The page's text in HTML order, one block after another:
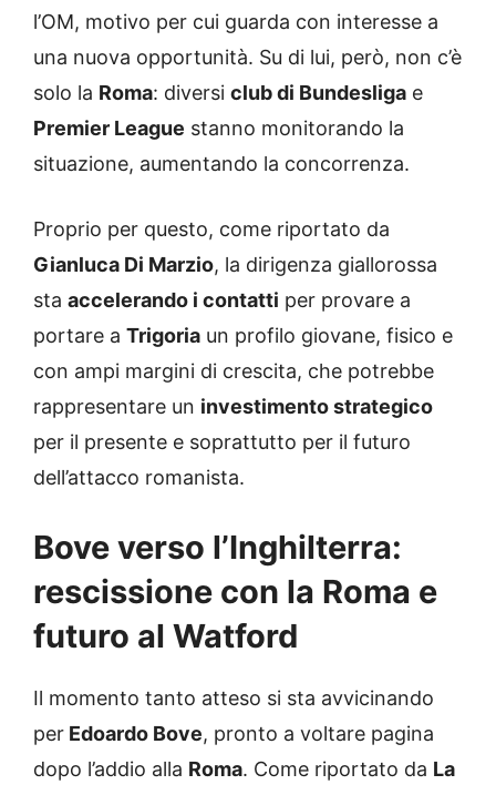
l’OM, motivo per cui guarda con interesse a
una nuova opportunità. Su di lui, però, non c’è
solo la Roma: diversi club di Bundesliga e
Premier League stanno monitorando la
situazione, aumentando la concorrenza.
Proprio per questo, come riportato da
Gianluca Di Marzio, la dirigenza giallorossa
sta accelerando i contatti per provare a
portare a Trigoria un profilo giovane, fisico e
con ampi margini di crescita, che potrebbe
rappresentare un investimento strategico
per il presente e soprattutto per il futuro
dell’attacco romanista.
Bove verso l’Inghilterra:
rescissione con la Roma e
futuro al Watford
Il momento tanto atteso si sta avvicinando
per Edoardo Bove, pronto a voltare pagina
dopo l’addio alla Roma. Come riportato da La